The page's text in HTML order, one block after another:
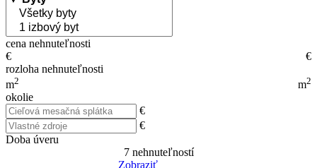
cena nehnuteľnosti
€
€
rozloha nehnuteľnosti
m2 m2
okolie
€
€
Doba úveru
7nehnuteľností
Zobraziť